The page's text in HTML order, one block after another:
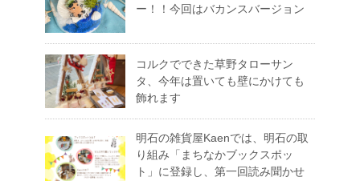
ー！！今回はバカンスバージョン
コルクでできた草野タローサン
タ、今年は置いても壁にかけても
飾れます
明石の雑貨屋Kaenでは、明石の取
り組み「まちなかブックスポッ
ト」に登録し、第一回読み聞かせ